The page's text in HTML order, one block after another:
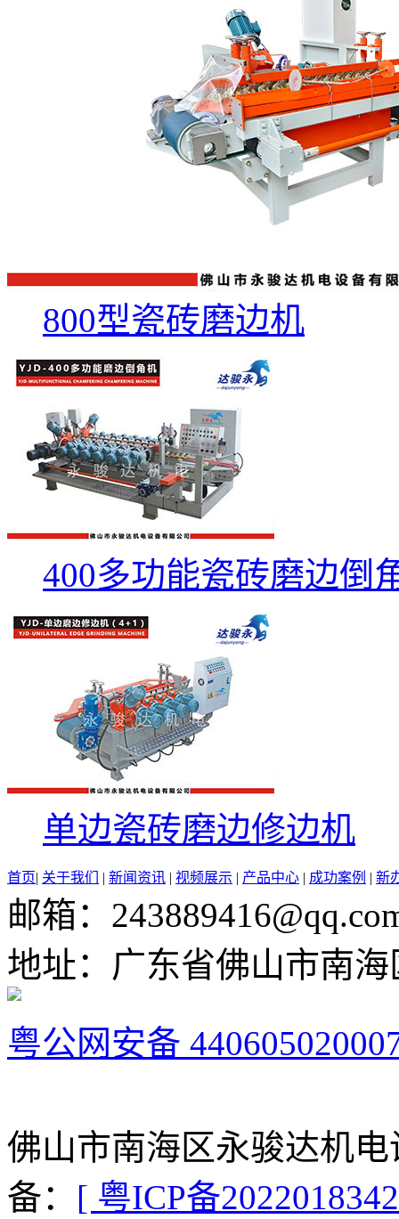
800型瓷砖磨边机
400多功能瓷砖磨边倒
单边瓷砖磨边修边机
首页| 关于我们 | 新闻资讯 | 视频展示 | 产品中心 | 成功案例 | 新
邮箱：
地址：广东省佛山市南
粤公网安备
佛山市南海区永骏达机
备： [ 粤ICP备